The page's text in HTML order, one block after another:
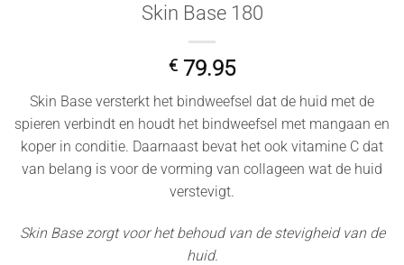
Skin Base 180
€ 79.95
Skin Base versterkt het bindweefsel dat de huid met de
spieren verbindt en houdt het bindweefsel met mangaan en
koper in conditie. Daarnaast bevat het ook vitamine C dat
van belang is voor de vorming van collageen wat de huid
verstevigt.
Skin Base zorgt voor het behoud van de stevigheid van de
huid.